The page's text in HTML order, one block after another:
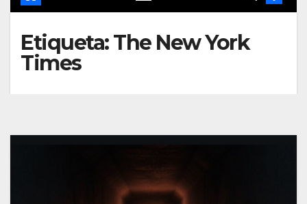
Etiqueta:The New York
Times